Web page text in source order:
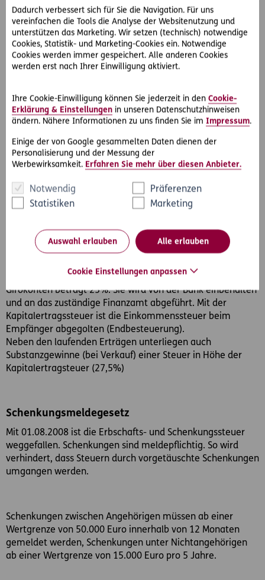
Dadurch verbessert sich für Sie die Navigation. Für uns
vereinfachen die Tools die Analyse der Websitenutzung und
unterstützen das Marketing. Wir setzen (technisch) notwendige
Cookies, Statistik- und Marketing-Cookies ein. Notwendige
Cookies werden immer gespeichert. Alle anderen Cookies
werden erst nach Ihrer Einwilligung aktiviert.
Ihre Cookie-Einwilligung können Sie jederzeit in den Cookie-
Erklärung & Einstellungen in unseren Datenschutzhinweisen
ändern. Nähere Informationen zu uns finden Sie im Impressum.
Einige der von Google gesammelten Daten dienen der
Personalisierung und der Messung der
Werbewirksamkeit. Erfahren Sie mehr über diesen Anbieter.
Notwendig
Präferenzen
Statistiken
Marketing
Auswahl erlauben Alle erlauben
Cookie Einstellungen anpassen
Kleinunternehmer mit Umsätzen bis zu 30.000 Euro, die auf
die Kleinunternehmerregelung verzichtet haben, müssen
keine Umsatzsteuervoranmeldung machen. Sie zahlen die
Umsatzsteuer quartalsweise. Unternehmer mit Umsätzen
bis 100.000 Euro müssen ihre
Umsatzsteuervoranmeldungen quartalsweise abgeben und
Der Kapitalertragssteuer unterliegen folgende Erträge:
Zinserträge aus Bankeinlagen und festverzinslichen
Wertpapieren (Sparbücher und Wertpapierzinsen)
Gewinnanteile aus Beteiligungen (vor allem Dividenden
aus Aktien und Gewinnausschüttungen aus GmbH
Anteilen)
Kapitalertragssteuer für Zinsen aus Sparbüchern und
Girokonten beträgt 25%. Sie wird von der Bank einbehalten
und an das zuständige Finanzamt abgeführt. Mit der
Kapitalertragssteuer ist die Einkommenssteuer beim
Empfänger abgegolten (Endbesteuerung).
Neben den laufenden Erträgen unterliegen auch
Substanzgewinne (bei Verkauf) einer Steuer in Höhe der
Kapitalertragsteuer (27,5%)
Schenkungsmeldegesetz
Mit 01.08.2008 ist die Erbschafts- und Schenkungssteuer
weggefallen. Schenkungen sind meldepflichtig. So wird
verhindert, dass Steuern durch vorgetäuschte Schenkungen
umgangen werden.
Schenkungen zwischen Angehörigen müssen ab einer
Wertgrenze von 50.000 Euro innerhalb von 12 Monaten
gemeldet werden, Schenkungen unter Nichtangehörigen
ab einer Wertgrenze von 15.000 Euro pro 5 Jahre.